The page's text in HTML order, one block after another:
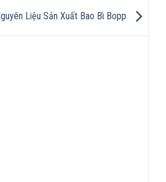
Liệu Sản Xuất Bao Bì Bopp